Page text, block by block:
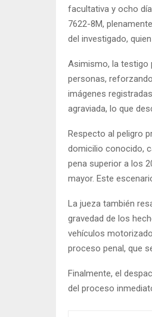
facultativa y ocho
7622-8M,
del investigado,
Asimismo, la testigo
personas,
imágenes
agraviada, lo que
Respecto al peligro
domicilio conocido,
pena superior a los
mayor. Este
La jueza también
gravedad de los
vehículos
proceso penal, que
Finalmente, el
del proceso